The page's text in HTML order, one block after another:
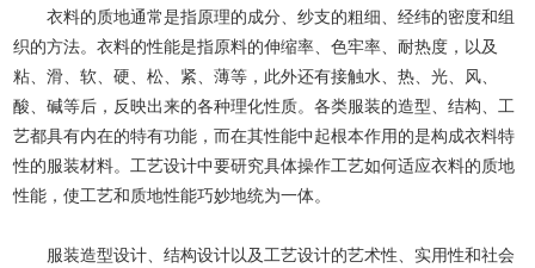
衣料的质地通常是指原理的成分、纱支的粗细、经纬的密度和组
织的方法。衣料的性能是指原料的伸缩率、色牢率、耐热度，以及
粘、滑、软、硬、松、紧、薄等，此外还有接触水、热、光、风、
酸、碱等后，反映出来的各种理化性质。各类服装的造型、结构、工
艺都具有内在的特有功能，而在其性能中起根本作用的是构成衣料特
性的服装材料。工艺设计中要研究具体操作工艺如何适应衣料的质地
性能，使工艺和质地性能巧妙地统为一体。
服装造型设计、结构设计以及工艺设计的艺术性、实用性和社会